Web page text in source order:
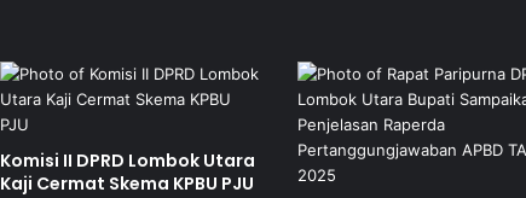
Komisi II DPRD Lombok Utara
Kaji Cermat Skema KPBU PJU